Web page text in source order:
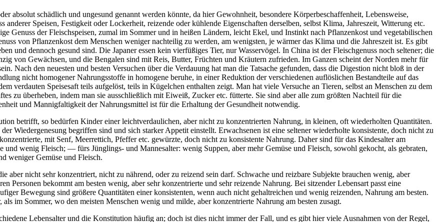
absolut schädlich und ungesund genannt werden könnte, da hier Gewohnheit, besondere Körperbeschaffenheit, Lebensweise,
Speisen, Festigkeit oder Lockerheit, reizende oder kühlende Eigenschaften derselben, selbst Klima, Jahreszeit, Witterung etc.
Genuss der Fleischspeisen, zumal im Sommer und in heißen Ländern, leicht Ekel, und Instinkt nach Pflanzenkost und vegetabilischen
von Pflanzenkost dem Menschen weniger nachteilig zu werden, am wenigsten, je wärmer das Klima und die Jahreszeit ist. Es gibt
und dennoch gesund sind. Die Japaner essen kein vierfüßiges Tier, nur Wasservögel. In China ist der Fleischgenuss noch seltener; die
von Gewächsen, und die Bengalen sind mit Reis, Butter, Früchten und Kräutern zufrieden. Im Ganzen scheint der Norden mehr für
Nach den neuesten und besten Versuchen über die Verdauung hat man die Tatsache gefunden, dass die Digestion nicht bloß in der
nicht homogener Nahrungsstoffe in homogene beruhe, in einer Reduktion der verschiedenen auflöslichen Bestandteile auf das
verdauten Speisesaft teils aufgelöst, teils in Kügelchen enthalten zeigt. Man hat viele Versuche an Tieren, selbst an Menschen zu dem
zu überheben, indem man sie ausschließlich mit Eiweiß, Zucker etc. fütterte. Sie sind aber alle zum größten Nachteil für die
und Mannigfaltigkeit der Nahrungsmittel ist für die Erhaltung der Gesundheit notwendig.
betrifft, so bedürfen Kinder einer leichtverdaulichen, aber nicht zu konzentrierten Nahrung, in kleinen, oft wiederholten Quantitäten.
Wiedergenesung begriffen sind und sich starker Appetit einstellt. Erwachsenen ist eine seltener wiederholte konsistente, doch nicht zu
mit Senf, Meerrettich, Pfeffer etc. gewürzte, doch nicht zu konsistente Nahrung. Daher sind für das Kindesalter am
und wenig Fleisch; — fürs Jünglings- und Mannesalter: wenig Suppen, aber mehr Gemüse und Fleisch, sowohl gekocht, als gebraten,
weniger Gemüse und Fleisch.
aber nicht sehr konzentriert, nicht zu nährend, oder zu reizend sein darf. Schwache und reizbare Subjekte brauchen wenig, aber
Personen bekommt am besten wenig, aber sehr konzentrierte und sehr reizende Nahrung. Bei sitzender Lebensart passt eine
Bewegung sind größere Quantitäten einer konsistenten, wenn auch nicht gehaltreichen und wenig reizenden, Nahrung am besten.
im Sommer, wo den meisten Menschen wenig und milde, aber konzentrierte Nahrung am besten zusagt.
Lebensalter und die Konstitution häufig an; doch ist dies nicht immer der Fall, und es gibt hier viele Ausnahmen von der Regel,